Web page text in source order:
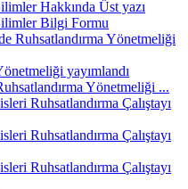
Hakkında Üst yazı
Bilgi Formu
Ruhsatlandırma Yönetmeliği
yayımlandı
Yönetmeliği ...
Ruhsatlandırma Çalıştayı
Ruhsatlandırma Çalıştayı
Ruhsatlandırma Çalıştayı